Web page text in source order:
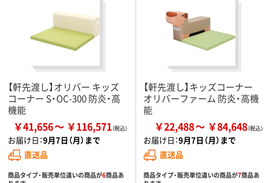
【軒先渡し】オリバー キッズ
コーナー S・OC-300 防炎・高
機能
￥41,656 ￥116,571
お届け日：9月7日（月）まで
直送品
商品タイプ・販売単位違いの商品が6商品あ
【軒先渡し】キッズコーナー
オリバーファーム 防炎・高機
能
￥22,488 ￥84,648
お届け日：9月7日（月）まで
直送品
商品タイプ・販売単位違いの商品が7商品あ